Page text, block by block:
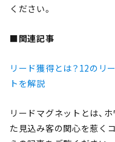
ください。
■関連記事
リード獲得とは？12のリ
トを解説
リードマグネットとは、
た見込み客の関心を惹く